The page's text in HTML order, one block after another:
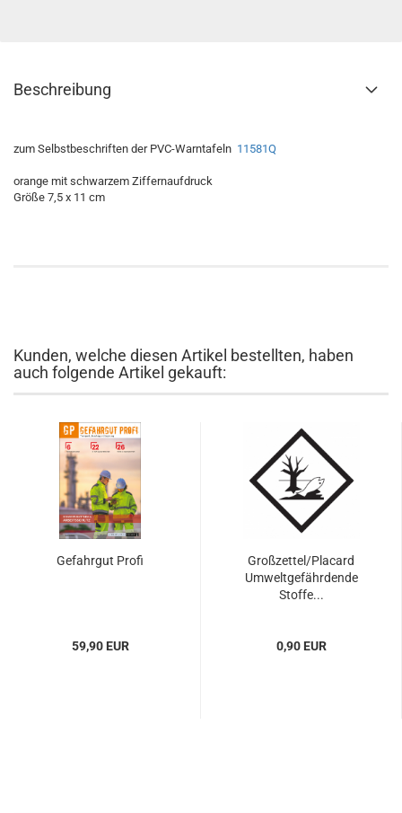
Beschreibung
zum Selbstbeschriften der PVC-Warntafeln 11581Q
orange mit schwarzem Ziffernaufdruck
Größe 7,5 x 11 cm
Kunden, welche diesen Artikel bestellten, haben
auch folgende Artikel gekauft:
Gefahrgut Profi
59,90 EUR
Großzettel/Placard
Umweltgefährdende
Stoffe...
0,90 EUR